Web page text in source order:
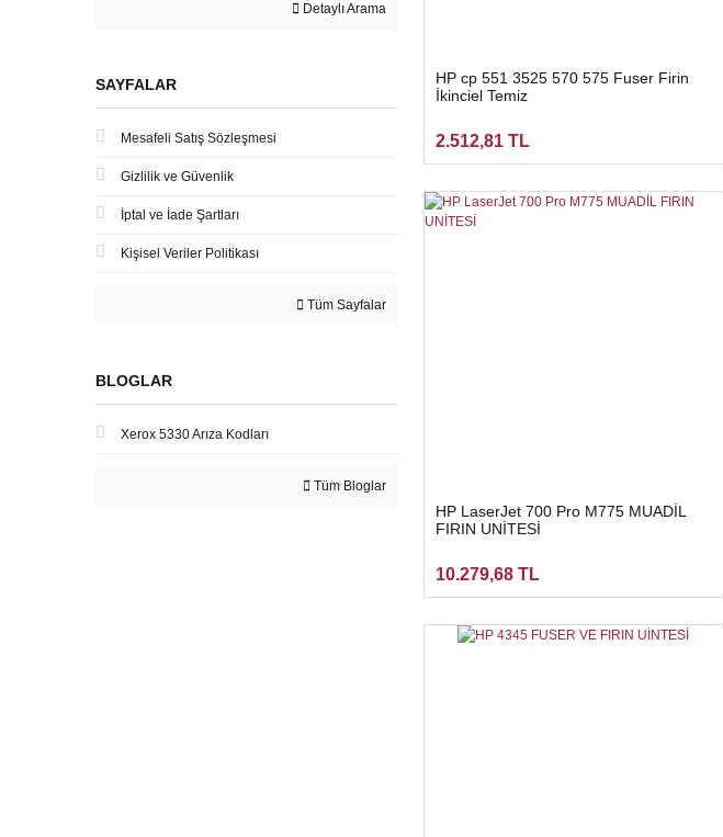
Detaylı Arama
SAYFALAR
Mesafeli Satış Sözleşmesi
Gizlilik ve Güvenlik
İptal ve İade Şartları
Kişisel Veriler Politikası
Tüm Sayfalar
BLOGLAR
Xerox 5330 Arıza Kodları
Tüm Bloglar
HP cp 551 3525 570 575 Fuser Firin
İkinciel Temiz
2.512,81 TL
HP LaserJet 700 Pro M775 MUADİL
FIRIN UNİTESİ
10.279,68 TL